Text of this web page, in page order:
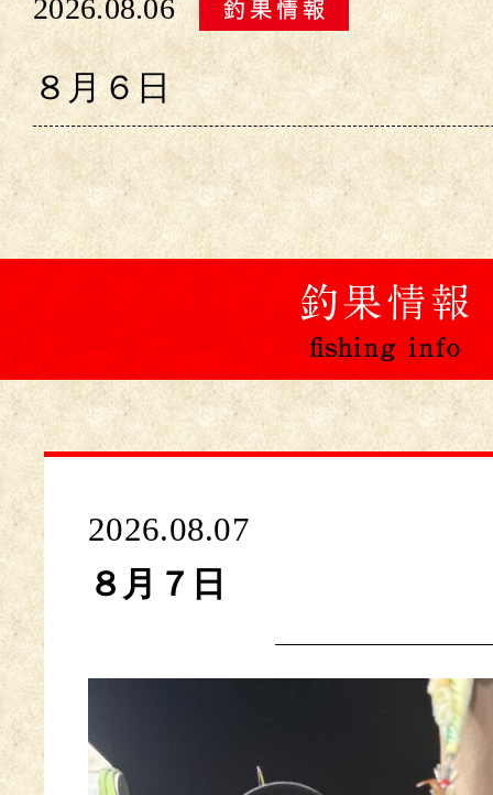
2026.08.06
８月６日
2026.08.07
８月７日